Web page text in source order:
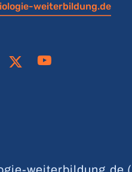
weiterbildung.de